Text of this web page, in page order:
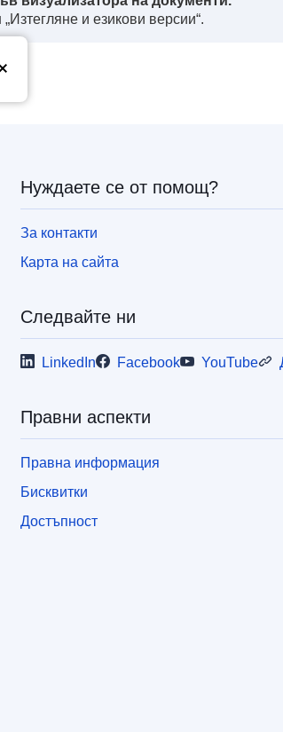
и езикови версии“.
Нуждаете се от помощ?
За контакти
Карта на сайта
Следвайте ни
LinkedIn Facebook YouTube
Правни аспекти
Правна информация
Бисквитки
Достъпност